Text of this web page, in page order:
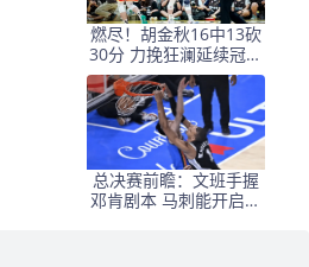
燃尽！胡金秋16中13砍
30分 力挽狂澜延续冠军
悬念
总决赛前瞻：文班手握
邓肯剧本 马刺能开启新